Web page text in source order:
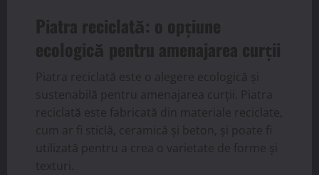
Piatra reciclată: o opțiune
ecologică pentru amenajarea curții
Piatra reciclată este o alegere ecologică și
sustenabilă pentru amenajarea curții. Piatra
reciclată este fabricată din materiale reciclate,
cum ar fi sticlă, ceramică și beton, și poate fi
utilizată pentru a crea o varietate de forme și
texturi.